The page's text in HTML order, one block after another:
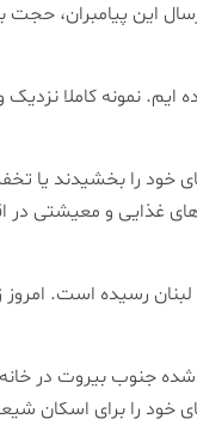
پیامبران، حجت
ایم. نمونه کاملا
را بخشیدند یا
های غذایی و
رسیده است.
جنوب بیروت در خانه
را برای اسکان